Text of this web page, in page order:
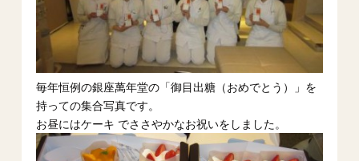
毎年恒例の銀座萬年堂の「御目出糖（おめでとう）」を
持っての集合写真です。
お昼にはケーキ でささやかなお祝いをしました。